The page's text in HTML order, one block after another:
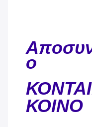
ο
ΚΟΙΝΟ